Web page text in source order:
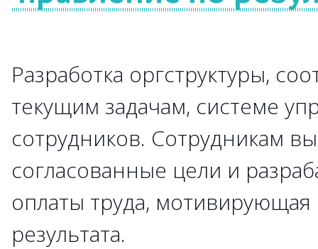
Разработка оргструктуры,
текущим задачам, системе
сотрудников. Сотрудникам
согласованные цели и
оплаты труда,
результата.